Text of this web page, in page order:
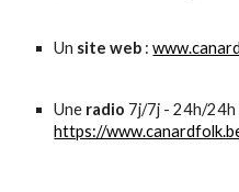
Un site web :
Une radio 7j/7j - 24h/24h
https://